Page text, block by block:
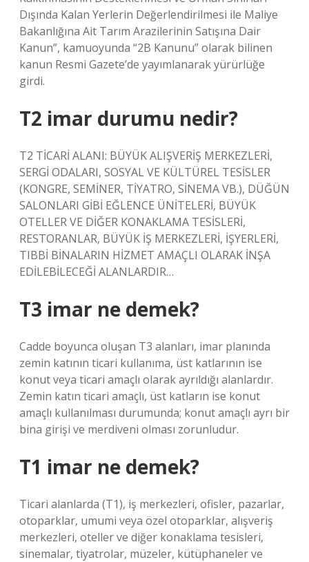
Dışında Kalan Yerlerin Değerlendirilmesi ile Maliye
Bakanlığına Ait Tarım Arazilerinin Satışına Dair
Kanun”, kamuoyunda “2B Kanunu” olarak bilinen
kanun Resmi Gazete’de yayımlanarak yürürlüğe
girdi.
T2 imar durumu nedir?
T2 TİCARİ ALANI: BÜYÜK ALIŞVERİŞ MERKEZLERİ,
SERGİ ODALARI, SOSYAL VE KÜLTÜREL TESİSLER
(KONGRE, SEMİNER, TİYATRO, SİNEMA VB.), DÜĞÜN
SALONLARI GİBİ EĞLENCE ÜNİTELERİ, BÜYÜK
OTELLER VE DİĞER KONAKLAMA TESİSLERİ,
RESTORANLAR, BÜYÜK İŞ MERKEZLERİ, İŞYERLERİ,
TIBBİ BİNALARIN HİZMET AMAÇLI OLARAK İNŞA
EDİLEBİLECEĞİ ALANLARDIR…
T3 imar ne demek?
Cadde boyunca oluşan T3 alanları, imar planında
zemin katının ticari kullanıma, üst katlarının ise
konut veya ticari amaçlı olarak ayrıldığı alanlardır.
Zemin katın ticari amaçlı, üst katların ise konut
amaçlı kullanılması durumunda; konut amaçlı ayrı bir
bina girişi ve merdiveni olması zorunludur.
T1 imar ne demek?
Ticari alanlarda (T1), iş merkezleri, ofisler, pazarlar,
otoparklar, umumi veya özel otoparklar, alışveriş
merkezleri, oteller ve diğer konaklama tesisleri,
sinemalar, tiyatrolar, müzeler, kütüphaneler ve